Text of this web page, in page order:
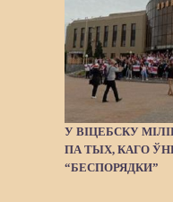
У ВІЦЕБСКУ
ПА ТЫХ, КАГО
“БЕСПОРЯДКИ”